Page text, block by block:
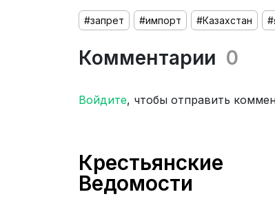
#запрет #импорт #Казахстан
Комментарии 0
Войдите, чтобы отправить
Крестьянские
Ведомости